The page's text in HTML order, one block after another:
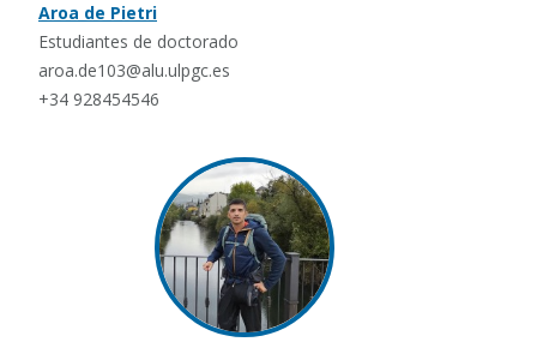
Aroa de Pietri
Estudiantes de doctorado
aroa.de103@alu.ulpgc.es
+34 928454546